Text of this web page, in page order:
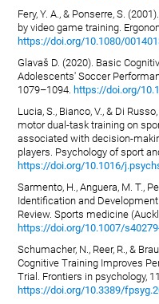
Fery, Y. A., & Ponserre, S.
by video game training.
https://doi.org/10.1080/
Glavaš D. (2020). Basic
Adolescents' Soccer
1079–1094. https://doi.org/
Lucia, S., Bianco, V., & Di
motor dual-task training on
associated with decision-
players. Psychology of sport
https://doi.org/10.1016/
Sarmento, H., Anguera, M. T.,
Identification and
Review. Sports medicine
https://doi.org/10.1007/
Schumacher, N., Reer, R., &
Cognitive Training Improves
Trial. Frontiers in psychology,
https://doi.org/10.3389/